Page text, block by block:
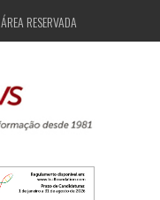
ÁREA RESERVADA